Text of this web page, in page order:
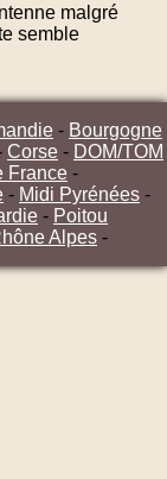
malgré
semble
- Bourgogne
Corse - DOM/TOM
France -
- Midi Pyrénées -
- Poitou
Alpes -